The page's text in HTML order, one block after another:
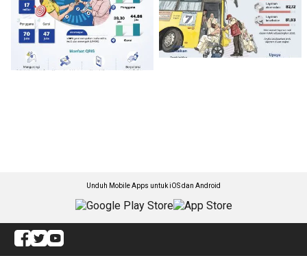
Unduh Mobile Apps untuk iOS dan Android